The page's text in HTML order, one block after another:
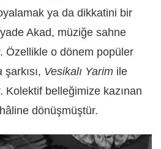
ya da dikkatini bir
Akad, müziğe sahne
Özellikle o dönem popüler
şarkısı, Vesikalı Yarim ile
Kolektif belleğimize kazınan
dönüşmüştür.